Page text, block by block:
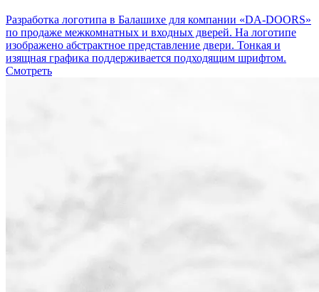
Разработка логотипа в Балашихе для компании «DA-DOORS»
по продаже межкомнатных и входных дверей. На логотипе
изображено абстрактное представление двери. Тонкая и
изящная графика поддерживается подходящим шрифтом.
Смотреть